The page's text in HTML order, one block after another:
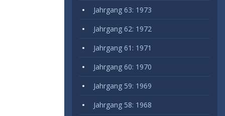
Jahrgang 63: 1973
Jahrgang 62: 1972
Jahrgang 61: 1971
Jahrgang 60: 1970
Jahrgang 59: 1969
Jahrgang 58: 1968